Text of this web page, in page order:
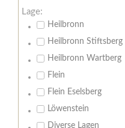
Lage:
Heilbronn
Heilbronn Stiftsberg
Heilbronn Wartberg
Flein
Flein Eselsberg
Löwenstein
Diverse Lagen